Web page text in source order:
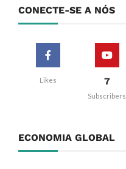
CONECTE-SE A NÓS
Likes 7
Subscribers
ECONOMIA GLOBAL